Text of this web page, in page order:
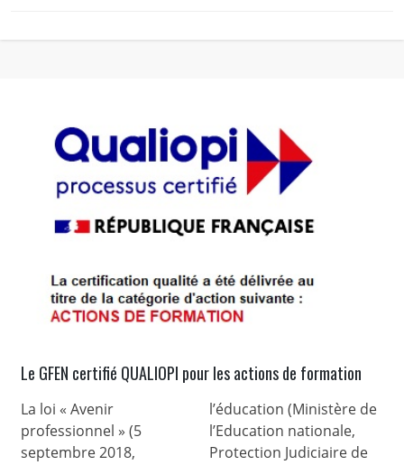
Le GFEN certifié QUALIOPI pour les actions de formation
La loi « Avenir
professionnel » (5
septembre 2018,
l’éducation (Ministère de
l’Education nationale,
Protection Judiciaire de